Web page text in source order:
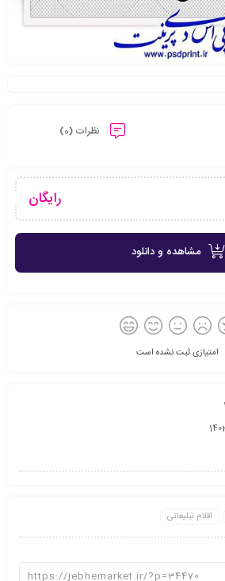
نظرات (0)
رایگان
مشاهده و دانلود
امتیازی ثبت نشده است
اقلام تبلیغاتی